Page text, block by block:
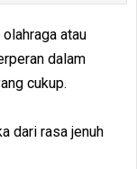
atau
dalam
cukup.
dari rasa jenuh